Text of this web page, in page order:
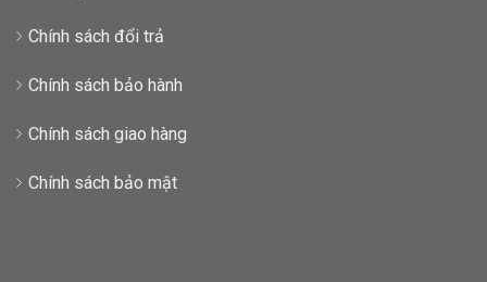
Chính sách đổi trả
Chính sách bảo hành
Chính sách giao hàng
Chính sách bảo mật